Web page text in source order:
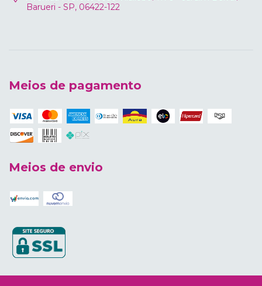
Barueri - SP, 06422-122
Meios de pagamento
Meios de envio